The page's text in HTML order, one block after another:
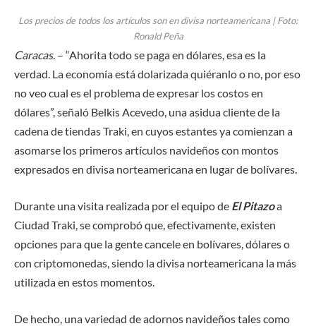
Los precios de todos los artículos son en divisa norteamericana | Foto:
Ronald Peña
Caracas. – “Ahorita todo se paga en dólares, esa es la
verdad. La economía está dolarizada quiéranlo o no, por eso
no veo cual es el problema de expresar los costos en
dólares”, señaló Belkis Acevedo, una asidua cliente de la
cadena de tiendas Traki, en cuyos estantes ya comienzan a
asomarse los primeros artículos navideños con montos
expresados en divisa norteamericana en lugar de bolívares.
Durante una visita realizada por el equipo de El Pitazoa
Ciudad Traki, se comprobó que, efectivamente, existen
opciones para que la gente cancele en bolívares, dólares o
con criptomonedas, siendo la divisa norteamericana la más
utilizada en estos momentos.
De hecho, una variedad de adornos navideños tales como